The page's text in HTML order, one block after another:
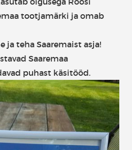
tootjamärki ja omab
ja teha Saaremaist asja!
Saaremaa
puhast käsitööd.